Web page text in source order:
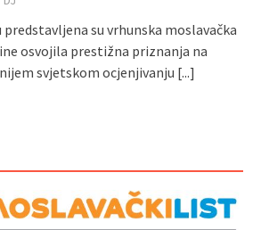
predstavljena su vrhunska moslavačka
osvojila prestižna priznanja na
svjetskom ocjenjivanju [...]